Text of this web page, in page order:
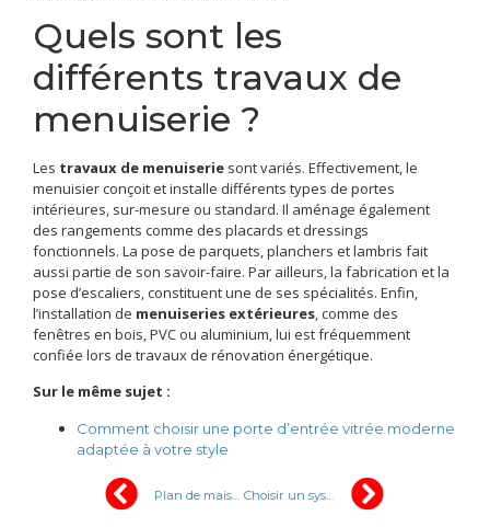
Quels sont les
différents travaux de
menuiserie ?
Les travaux de menuiserie sont variés. Effectivement, le
menuisier conçoit et installe différents types de portes
intérieures, sur-mesure ou standard. Il aménage également
des rangements comme des placards et dressings
fonctionnels. La pose de parquets, planchers et lambris fait
aussi partie de son savoir-faire. Par ailleurs, la fabrication et la
pose d’escaliers, constituent une de ses spécialités. Enfin,
l’installation de menuiseries extérieures, comme des
fenêtres en bois, PVC ou aluminium, lui est fréquemment
confiée lors de travaux de rénovation énergétique.
Sur le même sujet :
Comment choisir une porte d’entrée vitrée moderne
adaptée à votre style
Plan de maison 3D : decouvrez les meilleurs logiciels pour des plans en 3 dimensions Choisir un système de chauffage adapté à votre rénovation énergétique